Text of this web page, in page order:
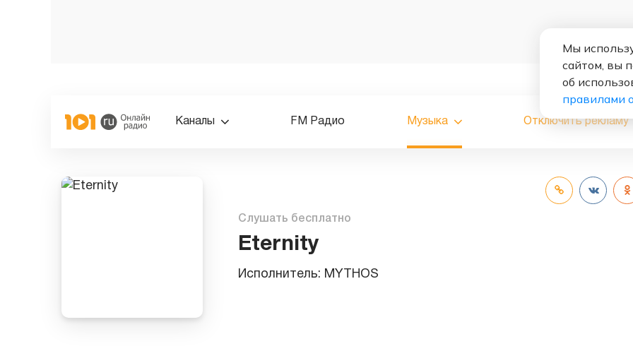
Каналы FM Радио Музыка Отключить рекламу
Слушать бесплатно
Eternity
Исполнитель: MYTHOS
Мы
сайтом, вы
об
правилами